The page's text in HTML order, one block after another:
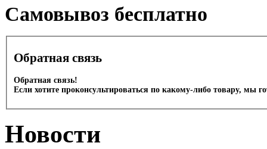
Cамовывоз бесплатно
Обратная связь
Обратная связь!
Если хотите проконсультироваться по какому-либо товару, мы
Новости